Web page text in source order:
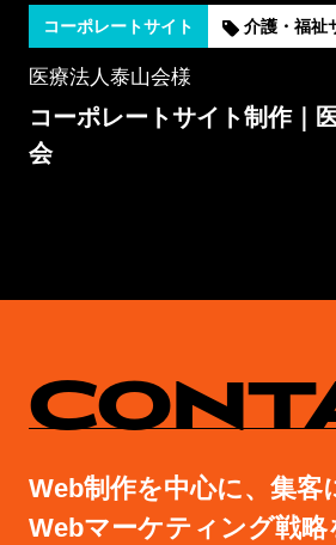
コーポレートサイト 介護・福祉
医療法人泰山会様
コーポレートサイト制作｜
会
Web制作を中心に、集客
Webマーケティング戦